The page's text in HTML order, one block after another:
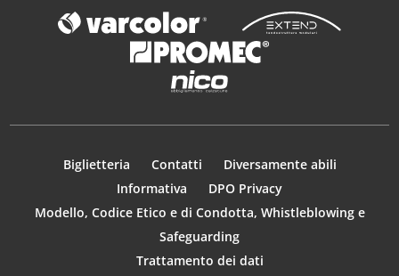
Biglietteria Contatti
Diversamente abili
Informativa
DPO Privacy
Modello, Codice Etico e di Condotta, Whistleblowing e
Safeguarding
Trattamento dei dati